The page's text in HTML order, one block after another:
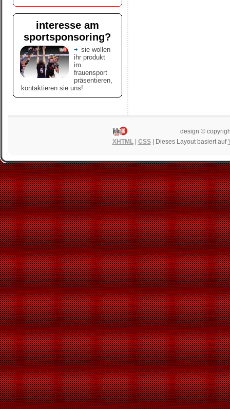
interesse am
sportsponsoring?
sie wollen
ihr produkt
im
frauensport
präsentieren,
kontaktieren sie uns!
design ©
XHTML| CSS| Dieses Layout basiert auf